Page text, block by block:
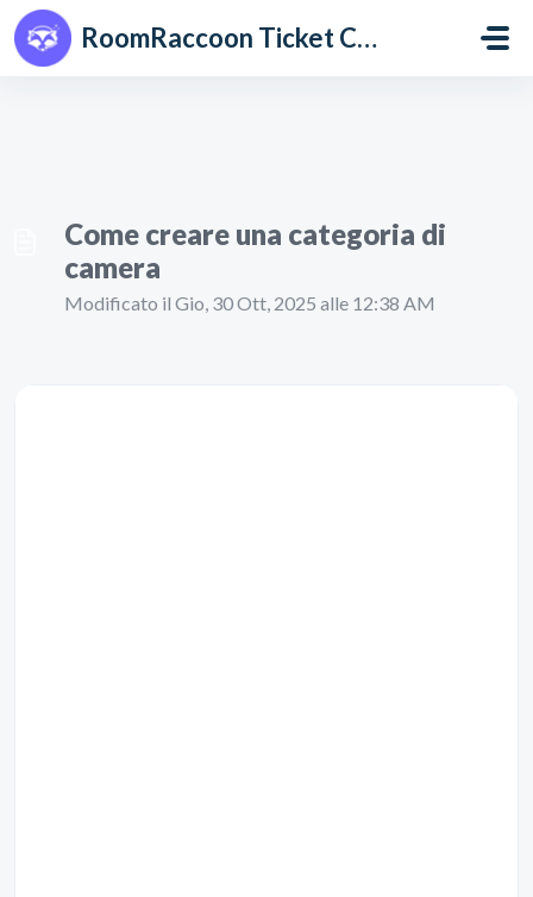
Salta al contenuto principale
RoomRaccoon Ticket Centre
Come creare una categoria di
camera
Modificato il Gio, 30 Ott, 2025 alle 12:38 AM